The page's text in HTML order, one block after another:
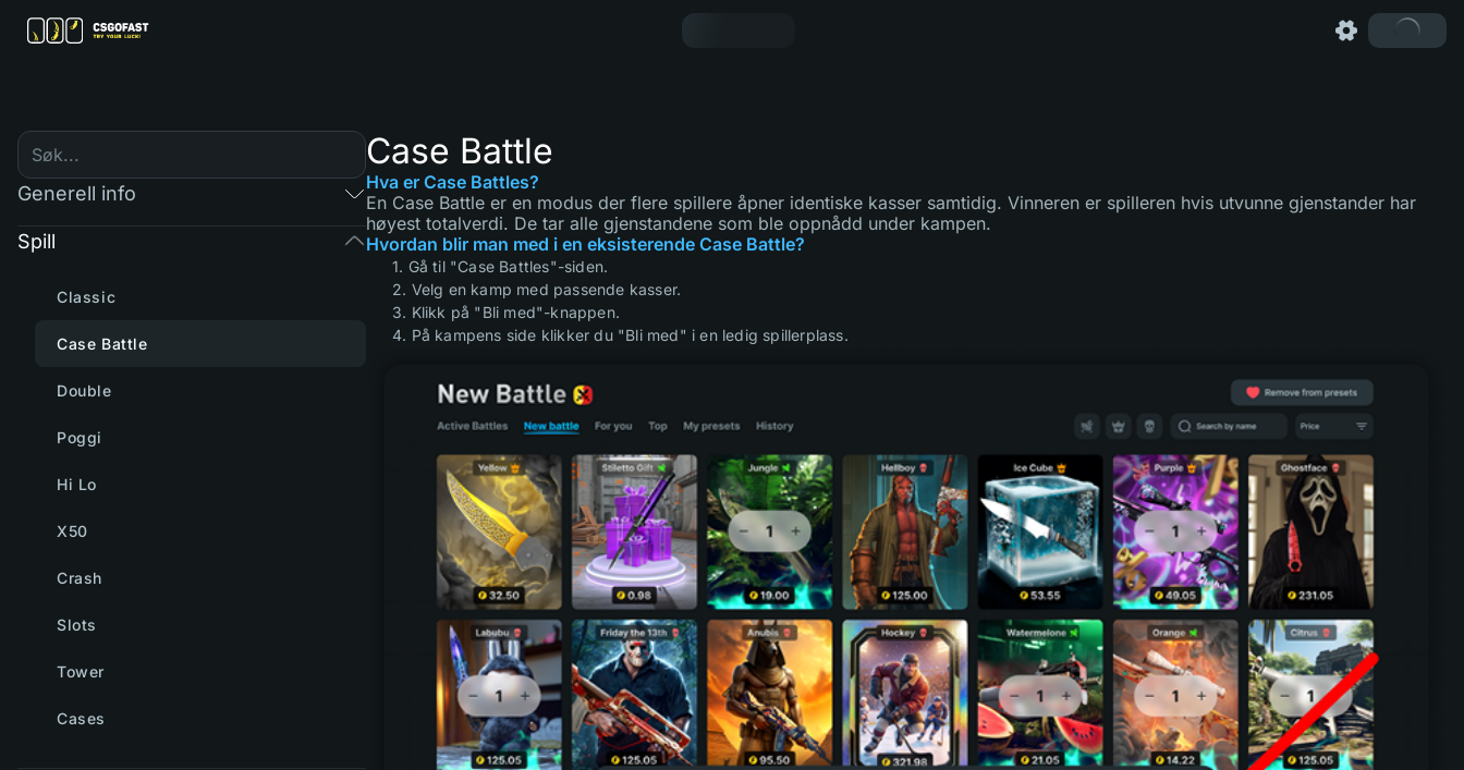
Generell info
Spill
Classic
Case Battle
Double
Poggi
Hi Lo
X50
Crash
Slots
Tower
Cases
Case Battle
Hva er Case Battles?
En Case Battle er en modus der flere spillere åpner identiske kasser samtidig. Vinneren er spilleren hvis utvunne gjenstander har
høyest totalverdi. De tar alle gjenstandene som ble oppnådd under kampen.
Hvordan blir man med i en eksisterende Case Battle?
1. Gå til "Case Battles"-siden.
2. Velg en kamp med passende kasser.
3. Klikk på "Bli med"-knappen.
4. På kampens side klikker du "Bli med" i en ledig spillerplass.